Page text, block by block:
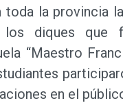
la provincia
diques que
“Maestro
en el